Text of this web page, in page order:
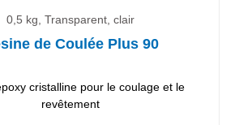
0,5 kg, Transparent, clair
de Coulée Plus 90
cristalline pour le coulage et le
revêtement